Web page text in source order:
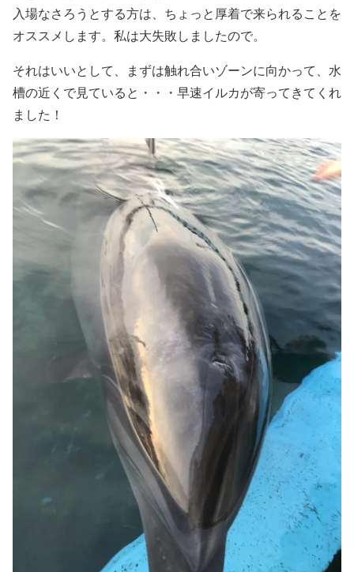
入場なさろうとする方は、ちょっと厚着で来られることを
オススメします。私は大失敗しましたので。
それはいいとして、まずは触れ合いゾーンに向かって、水
槽の近くで見ていると・・・早速イルカが寄ってきてくれ
ました！